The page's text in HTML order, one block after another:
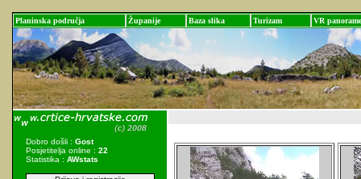
Planinska područja Županije Baza slika Turizam VR panorame
Dobro došli : Gost
Posjetitelja online : 22
Statistika : AWstats